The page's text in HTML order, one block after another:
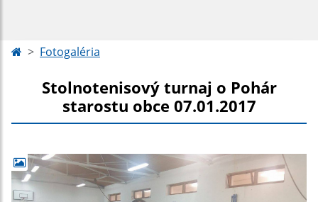
Fotogaléria
Stolnotenisový turnaj o Pohár
starostu obce 07.01.2017